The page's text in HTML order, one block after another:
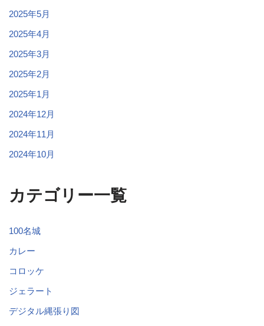
2025年5月
2025年4月
2025年3月
2025年2月
2025年1月
2024年12月
2024年11月
2024年10月
カテゴリー一覧
100名城
カレー
コロッケ
ジェラート
デジタル縄張り図